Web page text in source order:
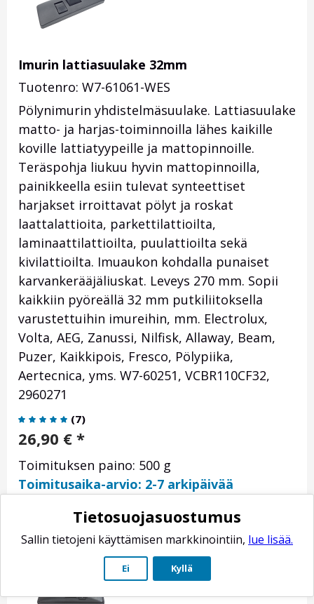
Imurin lattiasuulake 32mm
Tuotenro: W7-61061-WES
Pölynimurin yhdistelmäsuulake. Lattiasuulake
matto- ja harjas-toiminnoilla lähes kaikille
koville lattiatyypeille ja mattopinnoille.
Teräspohja liukuu hyvin mattopinnoilla,
painikkeella esiin tulevat synteettiset
harjakset irroittavat pölyt ja roskat
laattalattioita, parkettilattioilta,
laminaattilattioilta, puulattioilta sekä
kivilattioilta. Imuaukon kohdalla punaiset
karvankerääjäliuskat. Leveys 270 mm. Sopii
kaikkiin pyöreällä 32 mm putkiliitoksella
varustettuihin imureihin, mm. Electrolux,
Volta, AEG, Zanussi, Nilfisk, Allaway, Beam,
Puzer, Kaikkipois, Fresco, Pölypiika,
Aertecnica, yms. W7-60251, VCBR110CF32,
2960271
(7)
26,90 € *
Toimituksen paino: 500 g
Toimitusaika-arvio: 2-7 arkipäivää
Tietosuojasuostumus
Sallin tietojeni käyttämisen markkinointiin, lue lisää.
Ei Kyllä